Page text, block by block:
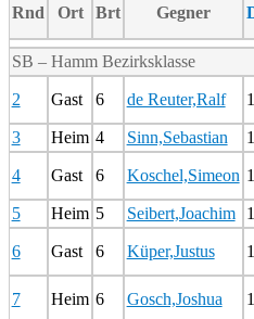
Rnd Ort Brt Gegner
SB – Hamm Bezirksklasse
2 Gast 6 de Reuter,Ralf
3 Heim 4 Sinn,Sebastian
4 Gast 6 Koschel,Simeon
5 Heim 5 Seibert,Joachim
6 Gast 6 Küper,Justus
7 Heim 6 Gosch,Joshua